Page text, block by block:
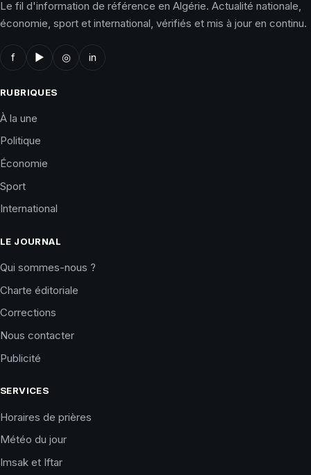
Le fil d'information de référence en Algérie. Actualité nationale,
économie, sport et international, vérifiés et mis à jour en continu.
f ▶ ◎ in
RUBRIQUES
À la une
Politique
Économie
Sport
International
LE JOURNAL
Qui sommes-nous ?
Charte éditoriale
Corrections
Nous contacter
Publicité
SERVICES
Horaires de prières
Météo du jour
Imsak et Iftar